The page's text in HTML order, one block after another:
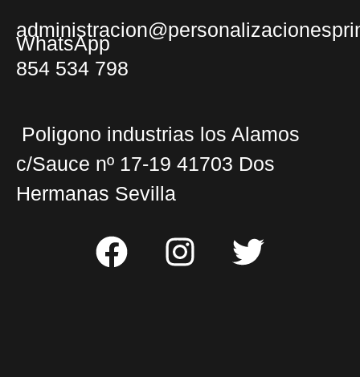
WhatsApp
854 534 798
Poligono industrias los Alamos
c/Sauce nº 17-19 41703 Dos
Hermanas Sevilla